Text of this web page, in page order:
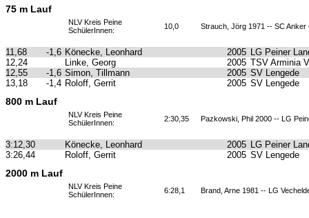
75 m Lauf
NLV Kreis Peine
SchülerInnen:
10,0 Strauch, Jörg 1971 -- SC Anker
11,68 -1,6 Könecke, Leonhard 2005 LG Peiner
12,24
Linke, Georg 2005 TSV Arminia
12,55
-1,6 Simon, Tillmann 2005 SV Lengede
13,18
-1,4 Roloff, Gerrit 2005 SV Lengede
800 m Lauf
NLV Kreis Peine
SchülerInnen:
2:30,35 Pazkowski, Phil 2000 -- LG
3:12,30 Könecke, Leonhard 2005 LG Peiner
3:26,44
Roloff, Gerrit 2005 SV Lengede
2000 m Lauf
NLV Kreis Peine
SchülerInnen:
6:28,1 Brand, Arne 1981 -- LG